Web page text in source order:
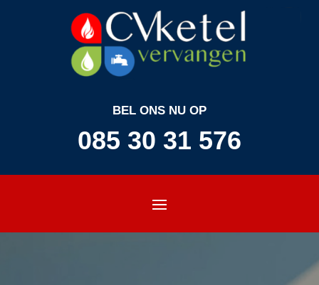
BEL ONS NU OP
085 30 31 576